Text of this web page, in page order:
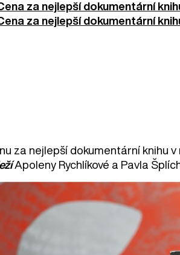
za nejlepší dokumentární
za nejlepší dokumentární
za nejlepší dokumentární knihu v
Apoleny Rychlíkové a Pavla